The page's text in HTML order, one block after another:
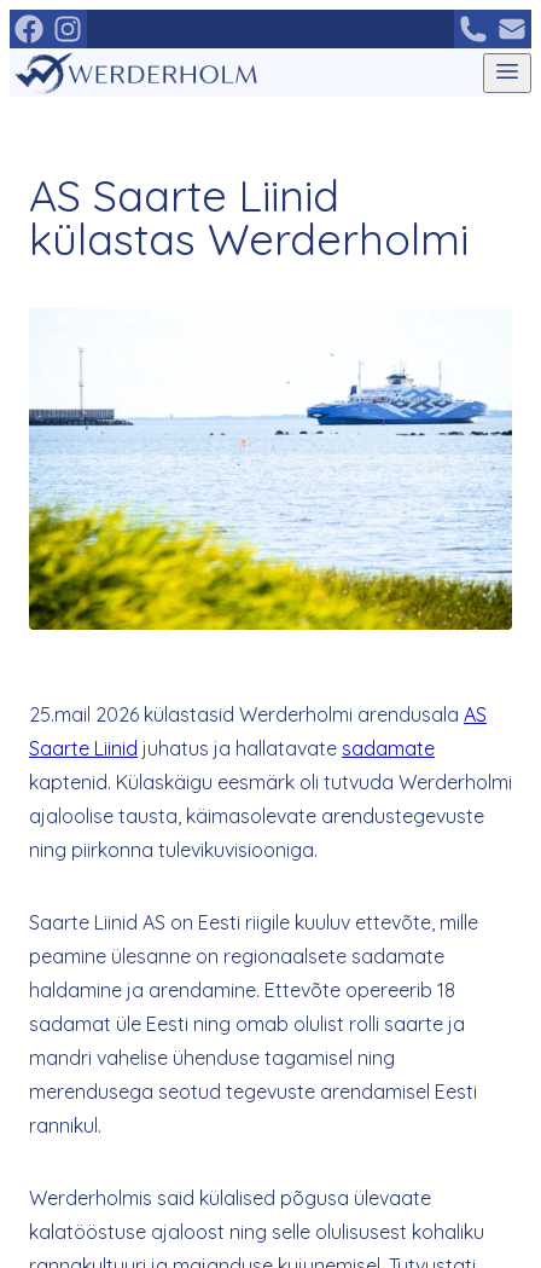
Mine
otse
sisu
AS Saarte Liinid
külastas Werderholmi
25.mail 2026 külastasid Werderholmi arendusala AS
Saarte Liinid juhatus ja hallatavate sadamate
kaptenid. Külaskäigu eesmärk oli tutvuda Werderholmi
ajaloolise tausta, käimasolevate arendustegevuste
ning piirkonna tulevikuvisiooniga.
Saarte Liinid AS on Eesti riigile kuuluv ettevõte, mille
peamine ülesanne on regionaalsete sadamate
haldamine ja arendamine. Ettevõte opereerib 18
sadamat üle Eesti ning omab olulist rolli saarte ja
mandri vahelise ühenduse tagamisel ning
merendusega seotud tegevuste arendamisel Eesti
rannikul.
Werderholmis said külalised põgusa ülevaate
kalatööstuse ajaloost ning selle olulisusest kohaliku